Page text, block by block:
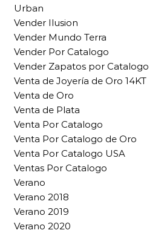
Urban
Vender Ilusion
Vender Mundo Terra
Vender Por Catalogo
Vender Zapatos por Catalogo
Venta de Joyería de Oro 14KT
Venta de Oro
Venta de Plata
Venta Por Catalogo
Venta Por Catalogo de Oro
Venta Por Catalogo USA
Ventas Por Catalogo
Verano
Verano 2018
Verano 2019
Verano 2020